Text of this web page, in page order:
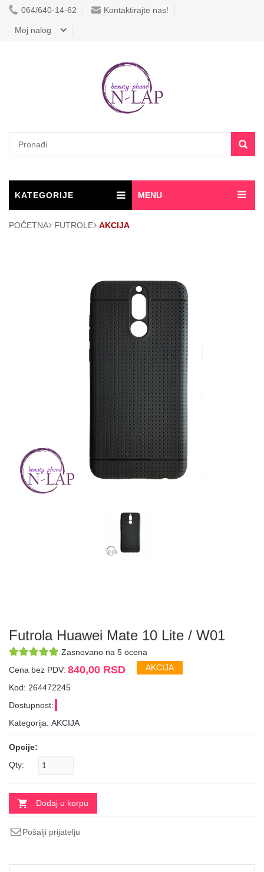
064/640-14-62 Kontaktirajte nas!
Moj nalog
KATEGORIJE MENU
POČETNA FUTROLE AKCIJA
Futrola Huawei Mate 10 Lite / W01
Zasnovano na 5 ocena
Cena bez PDV: 840,00 RSD AKCIJA
Kod: 264472245
Dostupnost:
Kategorija: AKCIJA
Opcije:
Qty:
Dodaj u korpu
Pošalji prijatelju